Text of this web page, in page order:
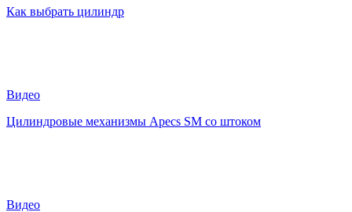
Как выбрать цилиндр
Видео
Цилиндровые механизмы Apecs SM со штоком
Видео